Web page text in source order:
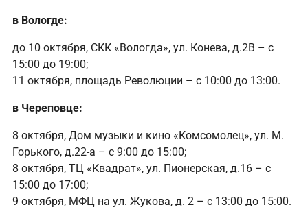
в Вологде:
до 10 октября, СКК «Вологда», ул. Конева, д.2В – с
15:00 до 19:00;
11 октября, площадь Революции – с 10:00 до 13:00.
в Череповце:
8 октября, Дом музыки и кино «Комсомолец», ул. М.
Горького, д.22-а – с 9:00 до 15:00;
8 октября, ТЦ «Квадрат», ул. Пионерская, д.16 – с
15:00 до 17:00;
9 октября, МФЦ на ул. Жукова, д. 2 – с 13:00 до 15:00.